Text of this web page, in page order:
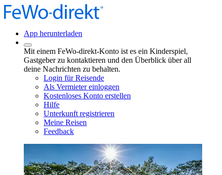
App herunterladen
Mit einem FeWo-direkt-Konto ist es ein Kinderspiel,
Gastgeber zu kontaktieren und den Überblick über all
deine Nachrichten zu behalten.
Login für Reisende
Als Vermieter einloggen
Kostenloses Konto erstellen
Hilfe
Unterkunft registrieren
Meine Reisen
Feedback